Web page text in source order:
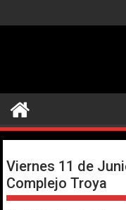
al
Viernes 11 de
Complejo Troya